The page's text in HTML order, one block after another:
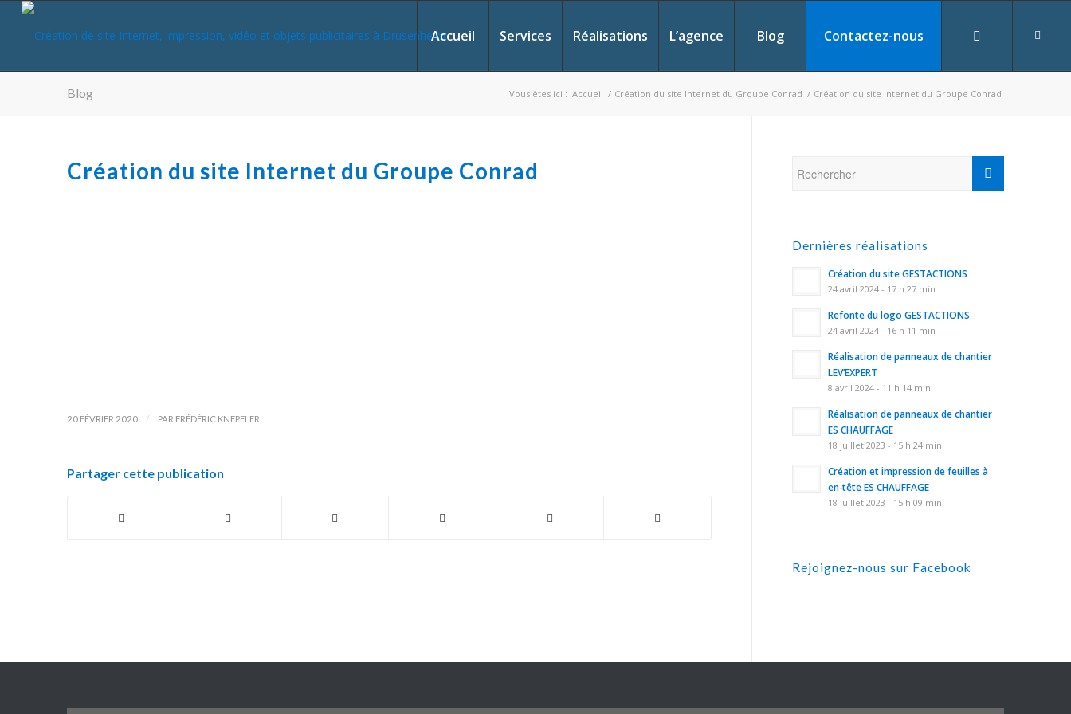
Accueil Services Réalisations L’agence Blog Contactez-nous
Blog Vous êtes ici : Accueil / Création du site Internet du Groupe Conrad / Création du site Internet du Groupe Conrad
Création du site Internet du Groupe Conrad
20 FÉVRIER 2020 / PAR FRÉDÉRIC KNEPFLER
Partager cette publication
Dernières réalisations
Création du site GESTACTIONS
24 avril 2024 - 17 h 27 min
Refonte du logo GESTACTIONS
24 avril 2024 - 16 h 11 min
Réalisation de panneaux de chantier
LEV’EXPERT
8 avril 2024 - 11 h 14 min
Réalisation de panneaux de chantier
ES CHAUFFAGE
18 juillet 2023 - 15 h 24 min
Création et impression de feuilles à
en-tête ES CHAUFFAGE
18 juillet 2023 - 15 h 09 min
Rejoignez-nous sur Facebook